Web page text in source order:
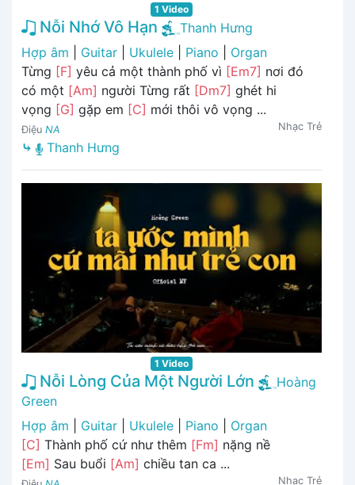
1 Video
Nỗi Nhớ Vô Hạn
Thanh Hưng
Hợp âm
Guitar Ukulele Piano
Organ
Từng [F] yêu cả một thành phố vì [Em7] nơi đó
có một [Am] người Từng rất [Dm7] ghét hi
vọng [G] gặp em [C] mới thôi vô vọng ...
Điệu NA Nhạc Trẻ
⤷ Thanh Hưng
1 Video
Nỗi Lòng Của Một Người Lớn
Hoàng
Green
Hợp âm
Guitar Ukulele Piano
Organ
[C] Thành phố cứ như thêm [Fm] nặng nề
[Em] Sau buổi [Am] chiều tan ca ...
Nhạc Trẻ